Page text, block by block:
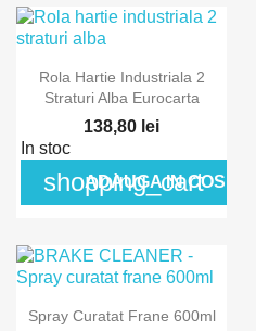
Rola Hartie Industriala 2
Straturi Alba Eurocarta
138,80 lei
In stoc
shopping_cart
ADAUGA IN COS
Spray Curatat Frane 600ml